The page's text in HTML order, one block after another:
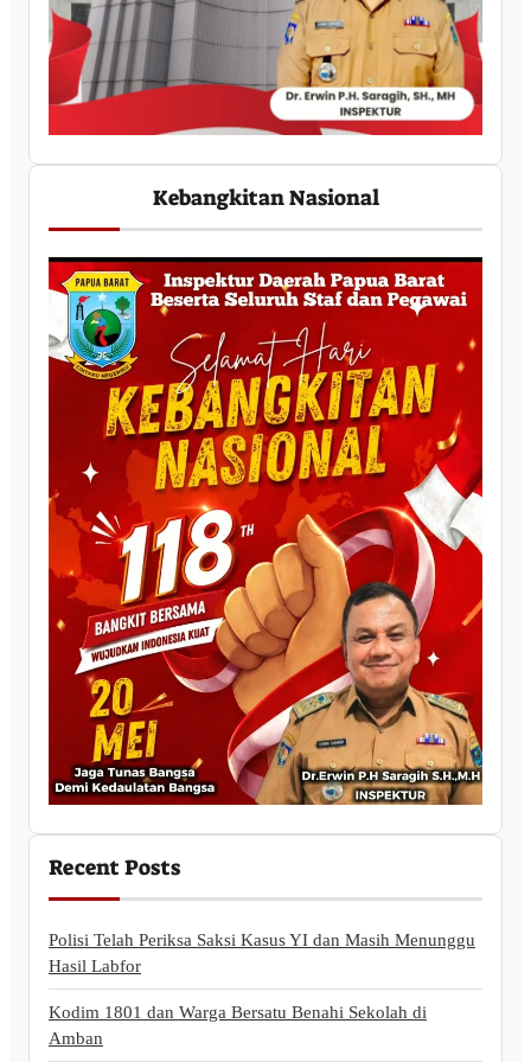
Kebangkitan Nasional
Recent Posts
Polisi Telah Periksa Saksi Kasus YI dan Masih Menunggu
Hasil Labfor
Kodim 1801 dan Warga Bersatu Benahi Sekolah di
Amban